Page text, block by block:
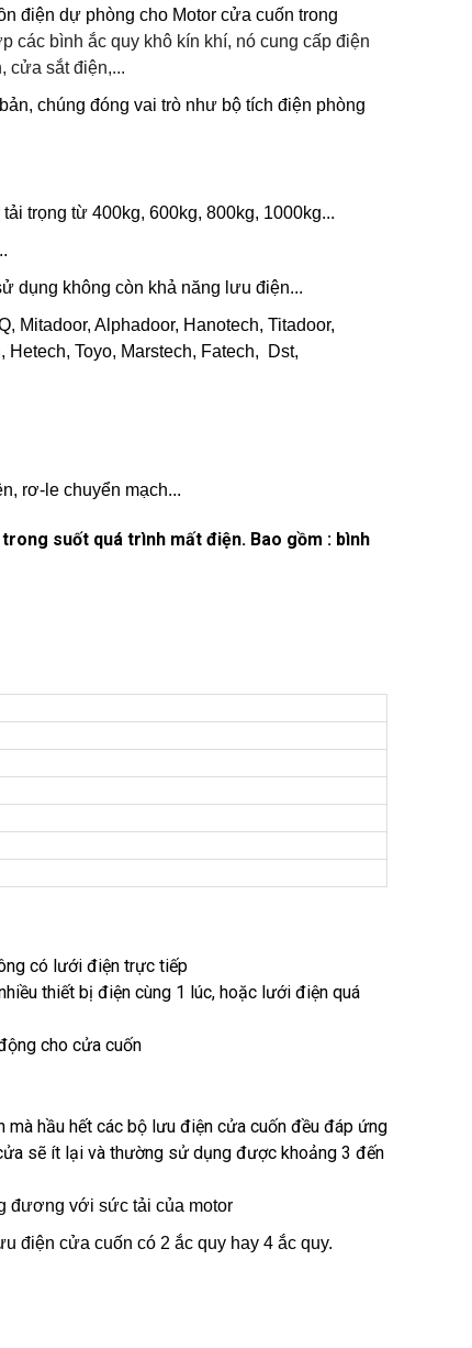
điện dự phòng cho Motor cửa cuốn trong
các bình ắc quy khô kín khí, nó cung cấp điện
cửa sắt điện,...
chúng đóng vai trò như bộ tích điện phòng
trọng từ 400kg, 600kg, 800kg, 1000kg...
dụng không còn khả năng lưu điện...
Alphadoor, Hanotech, Titadoor,
Hetech, Toyo, Marstech, Fatech, Dst,
rơ-le chuyển mạch...
suốt quá trình mất điện. Bao gồm : bình
có lưới điện trực tiếp
thiết bị điện cùng 1 lúc, hoặc lưới điện quá
cho cửa cuốn
hầu hết các bộ lưu điện cửa cuốn đều đáp ứng
sẽ ít lại và thường sử dụng được khoảng 3 đến
đương với sức tải của motor
điện cửa cuốn có 2 ắc quy hay 4 ắc quy.